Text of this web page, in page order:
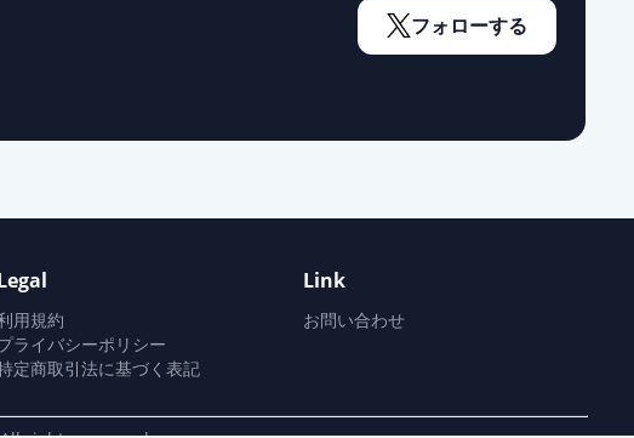
フォローする
用規約
ライバシーポリシー
定商取引法に基づく表記
Link
お問い合わせ